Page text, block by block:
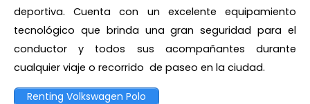
deportiva. Cuenta con un excelente equipamiento
tecnológico que brinda una gran seguridad para el
conductor y todos sus acompañantes durante
cualquier viaje o recorrido de paseo en la ciudad.
Renting Volkswagen Polo